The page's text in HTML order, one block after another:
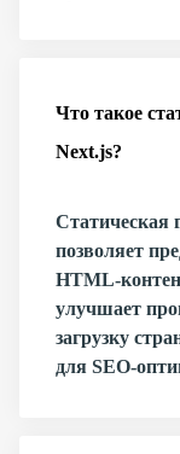
Что такое
Next.js?
Статическая
позволяет
HTML-
улучшает
загрузку
для SEO-